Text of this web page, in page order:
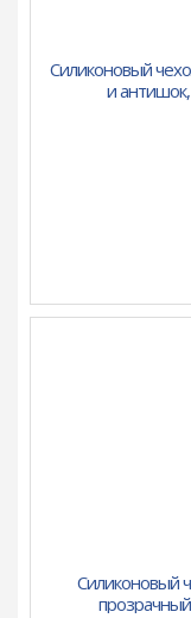
Силиконовый
и
Силиконовый